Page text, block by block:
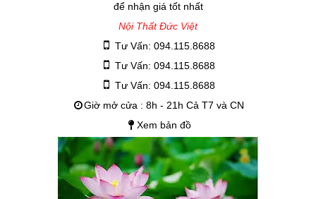
để nhận giá tốt nhất
Nội Thất Đức Việt
Tư Vấn: 094.115.8688
Tư Vấn: 094.115.8688
Tư Vấn: 094.115.8688
Giờ mở cửa : 8h - 21h Cả T7 và CN
Xem bản đồ